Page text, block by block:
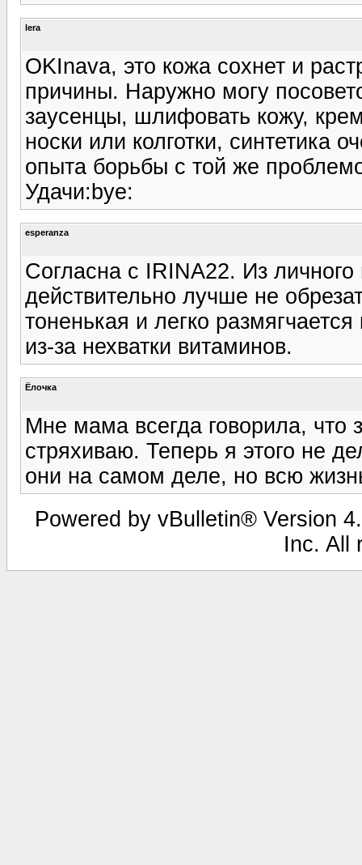
lera
OKInava, это кожа сохнет и
причины. Наружно могу
заусенцы, шлифовать кожу,
носки или колготки, синтетика
опыта борьбы с той же
Удачи:bye:
esperanza
Согласна с IRINA22. Из
действительно лучше не
тоненькая и легко
из-за нехватки витаминов.
Ёлочка
Мне мама всегда говорила, что
стряхиваю. Теперь я этого не
они на самом деле, но всю
Powered by vBulletin® Version
Inc. All